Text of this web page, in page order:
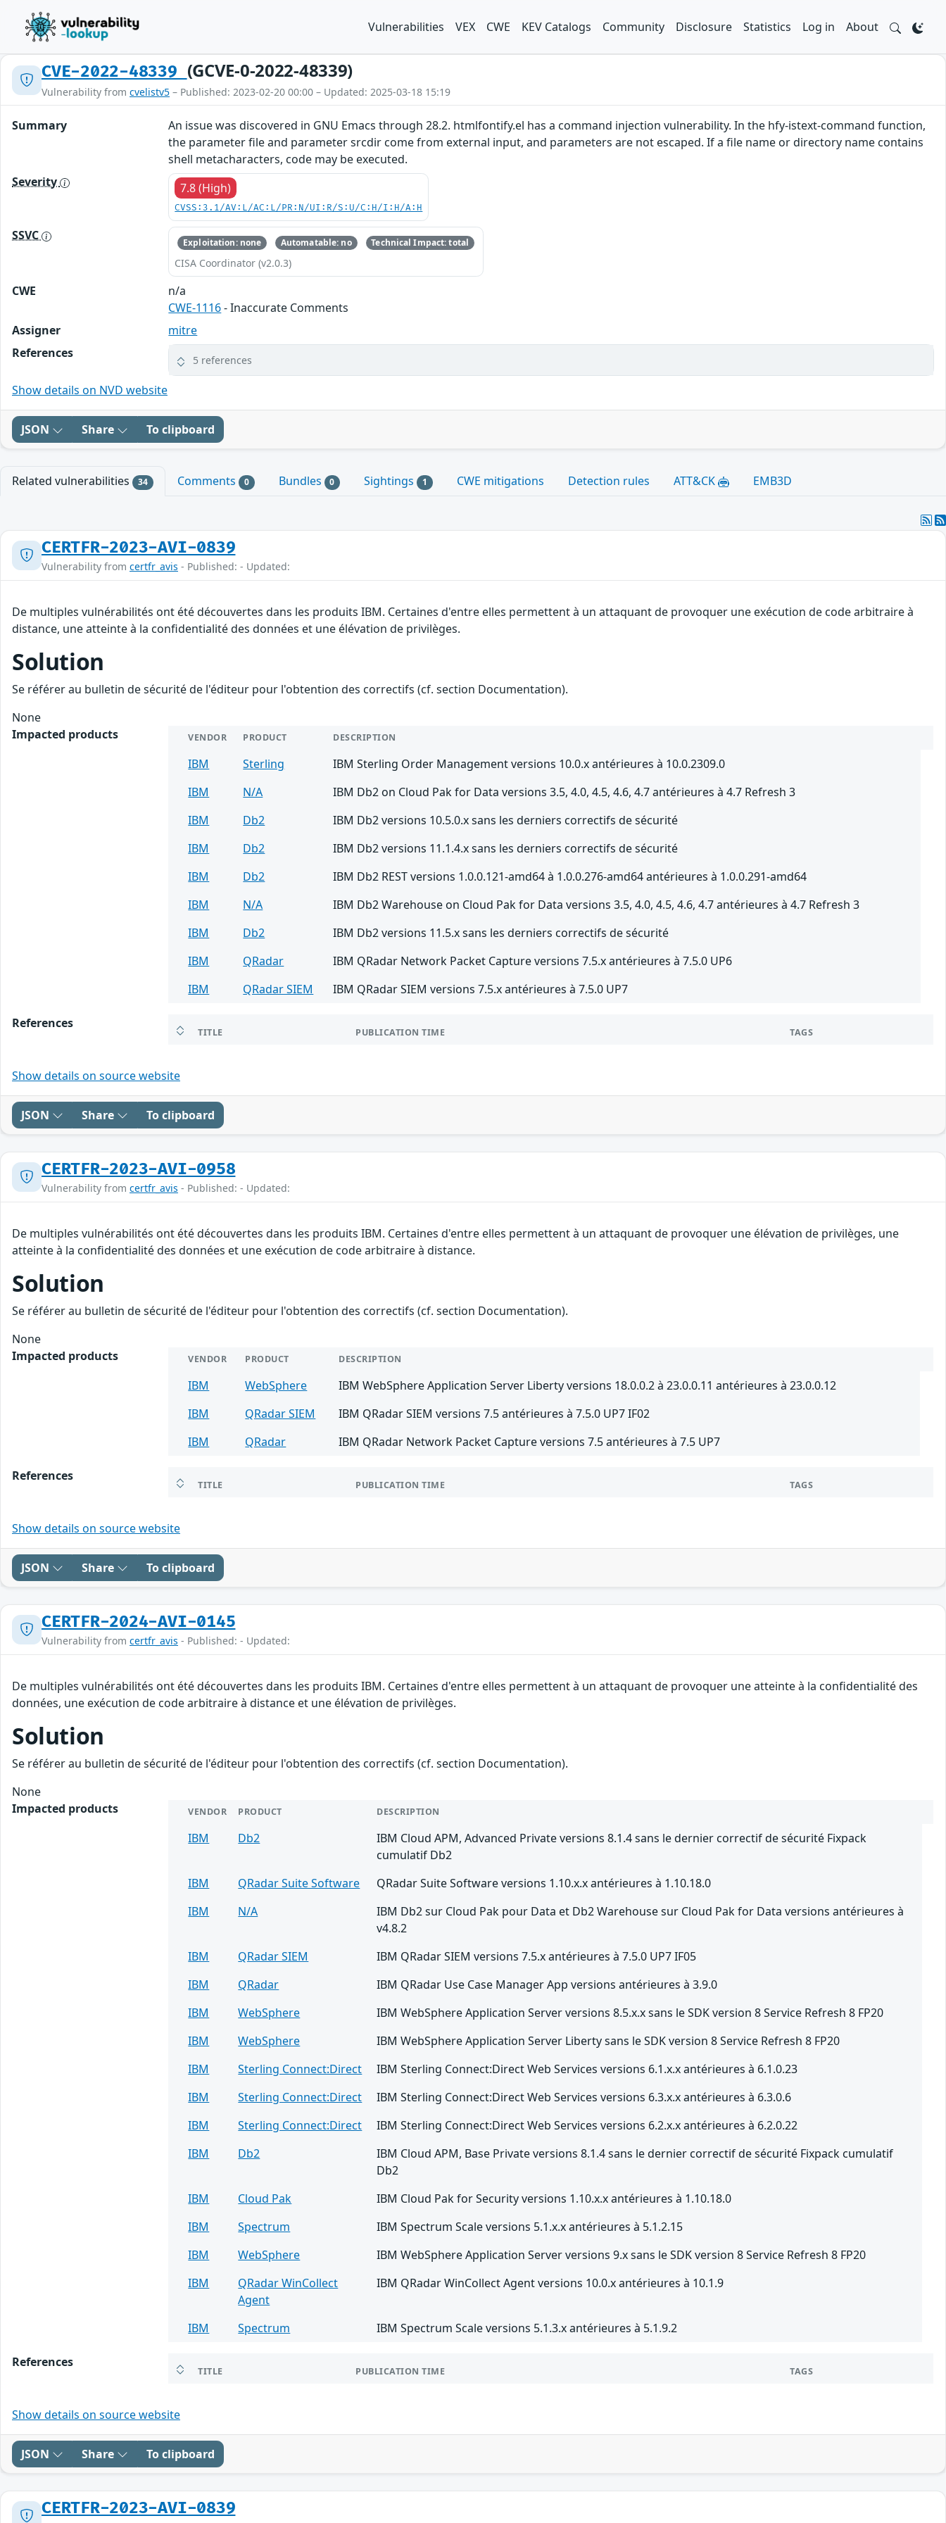
Vulnerabilities VEX CWE KEV Catalogs Community Disclosure Statistics Log in About
CVE-2022-48339 (GCVE-0-2022-48339)
Vulnerability from cvelistv5 – Published: 2023-02-20 00:00 – Updated: 2025-03-18 15:19
Summary
An issue was discovered in GNU Emacs through 28.2. htmlfontify.el has a command injection vulnerability. In the hfy-istext-command function,
the parameter file and parameter srcdir come from external input, and parameters are not escaped. If a file name or directory name contains
shell metacharacters, code may be executed.
Severity
7.8 (High)
CVSS:3.1/AV:L/AC:L/PR:N/UI:R/S:U/C:H/I:H/A:H
SSVC Exploitation: none Automatable: no Technical Impact: total
CISA Coordinator (v2.0.3)
CWE
n/a
CWE-1116- Inaccurate Comments
Assigner
mitre
References
5 references
Show details on NVD website
JSON Share To clipboard
Related vulnerabilities 34 Comments 0 Bundles 0 Sightings 1 CWE mitigations Detection rules ATT&CK EMB3D
CERTFR-2023-AVI-0839
Vulnerability from certfr_avis - Published: - Updated:
De multiples vulnérabilités ont été découvertes dans les produits IBM. Certaines d'entre elles permettent à un attaquant de provoquer une exécution de code arbitraire à
distance, une atteinte à la confidentialité des données et une élévation de privilèges.
Solution
Se référer au bulletin de sécurité de l'éditeur pour l'obtention des correctifs (cf. section Documentation).
None
Impacted products
VENDOR PRODUCT DESCRIPTION
IBM Sterling
IBM Sterling Order Management versions 10.0.x antérieures à 10.0.2309.0
IBM
N/A
IBM Db2 on Cloud Pak for Data versions 3.5, 4.0, 4.5, 4.6, 4.7 antérieures à 4.7 Refresh 3
IBM
Db2
IBM Db2 versions 10.5.0.x sans les derniers correctifs de sécurité
IBM
Db2
IBM Db2 versions 11.1.4.x sans les derniers correctifs de sécurité
IBM
Db2
IBM Db2 REST versions 1.0.0.121-amd64 à 1.0.0.276-amd64 antérieures à 1.0.0.291-amd64
IBM
N/A
IBM Db2 Warehouse on Cloud Pak for Data versions 3.5, 4.0, 4.5, 4.6, 4.7 antérieures à 4.7 Refresh 3
IBM
Db2
IBM Db2 versions 11.5.x sans les derniers correctifs de sécurité
IBM
QRadar
IBM QRadar Network Packet Capture versions 7.5.x antérieures à 7.5.0 UP6
IBM
QRadar SIEM IBM QRadar SIEM versions 7.5.x antérieures à 7.5.0 UP7
References
TITLE PUBLICATION TIME TAGS
Show details on source website
JSON Share To clipboard
CERTFR-2023-AVI-0958
Vulnerability from certfr_avis - Published: - Updated:
De multiples vulnérabilités ont été découvertes dans les produits IBM. Certaines d'entre elles permettent à un attaquant de provoquer une élévation de privilèges, une
atteinte à la confidentialité des données et une exécution de code arbitraire à distance.
Solution
Se référer au bulletin de sécurité de l'éditeur pour l'obtention des correctifs (cf. section Documentation).
None
Impacted products
VENDOR PRODUCT DESCRIPTION
IBM WebSphere
IBM WebSphere Application Server Liberty versions 18.0.0.2 à 23.0.0.11 antérieures à 23.0.0.12
IBM
QRadar SIEM
IBM QRadar SIEM versions 7.5 antérieures à 7.5.0 UP7 IF02
IBM
QRadar IBM QRadar Network Packet Capture versions 7.5 antérieures à 7.5 UP7
References
TITLE PUBLICATION TIME TAGS
Show details on source website
JSON Share To clipboard
CERTFR-2024-AVI-0145
Vulnerability from certfr_avis - Published: - Updated:
De multiples vulnérabilités ont été découvertes dans les produits IBM. Certaines d'entre elles permettent à un attaquant de provoquer une atteinte à la confidentialité des
données, une exécution de code arbitraire à distance et une élévation de privilèges.
Solution
Se référer au bulletin de sécurité de l'éditeur pour l'obtention des correctifs (cf. section Documentation).
None
Impacted products
VENDOR PRODUCT DESCRIPTION
IBM Db2
IBM Cloud APM, Advanced Private versions 8.1.4 sans le dernier correctif de sécurité Fixpack
cumulatif Db2
IBM
QRadar Suite Software
QRadar Suite Software versions 1.10.x.x antérieures à 1.10.18.0
IBM
N/A
IBM Db2 sur Cloud Pak pour Data et Db2 Warehouse sur Cloud Pak for Data versions antérieures à
v4.8.2
IBM
QRadar SIEM
IBM QRadar SIEM versions 7.5.x antérieures à 7.5.0 UP7 IF05
IBM
QRadar
IBM QRadar Use Case Manager App versions antérieures à 3.9.0
IBM
WebSphere
IBM WebSphere Application Server versions 8.5.x.x sans le SDK version 8 Service Refresh 8 FP20
IBM
WebSphere
IBM WebSphere Application Server Liberty sans le SDK version 8 Service Refresh 8 FP20
IBM
Sterling Connect:Direct
IBM Sterling Connect:Direct Web Services versions 6.1.x.x antérieures à 6.1.0.23
IBM
Sterling Connect:Direct
IBM Sterling Connect:Direct Web Services versions 6.3.x.x antérieures à 6.3.0.6
IBM
Sterling Connect:Direct
IBM Sterling Connect:Direct Web Services versions 6.2.x.x antérieures à 6.2.0.22
IBM
Db2
IBM Cloud APM, Base Private versions 8.1.4 sans le dernier correctif de sécurité Fixpack cumulatif
Db2
IBM
Cloud Pak
IBM Cloud Pak for Security versions 1.10.x.x antérieures à 1.10.18.0
IBM
Spectrum
IBM Spectrum Scale versions 5.1.x.x antérieures à 5.1.2.15
IBM
WebSphere
IBM WebSphere Application Server versions 9.x sans le SDK version 8 Service Refresh 8 FP20
IBM
QRadar WinCollect
Agent
IBM QRadar WinCollect Agent versions 10.0.x antérieures à 10.1.9
IBM Spectrum IBM Spectrum Scale versions 5.1.3.x antérieures à 5.1.9.2
References
TITLE PUBLICATION TIME TAGS
Show details on source website
JSON Share To clipboard
CERTFR-2023-AVI-0839